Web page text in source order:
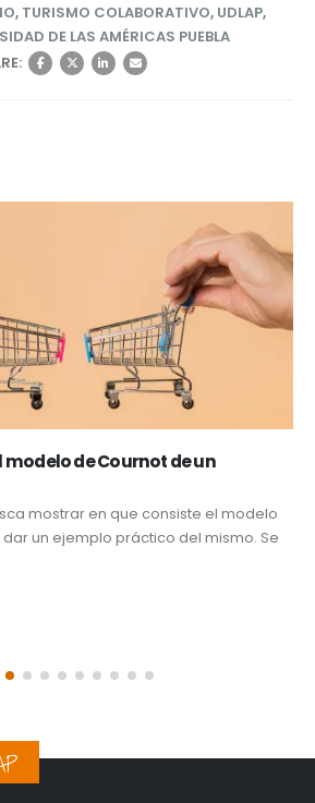
, TURISMO COLABORATIVO, UDLAP,
DE LAS AMÉRICAS PUEBLA
modelo de Cournot de un
mostrar en que consiste el modelo
dar un ejemplo práctico del mismo. Se